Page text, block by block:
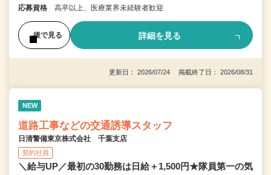
応募資格 高卒以上、医療業界未経験者歓迎
後で見る 詳細を見る
更新日： 2026/07/24 掲載終了日： 2026/08/31
NEW
道路工事などの交通誘導スタッフ
日清警備東京株式会社 千葉支店
契約社員
＼給与UP／最初の30勤務は日給＋1,500円★隊員第一の気